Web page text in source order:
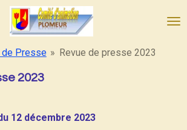
de Presse » Revue de presse 2023
2023
12 décembre 2023